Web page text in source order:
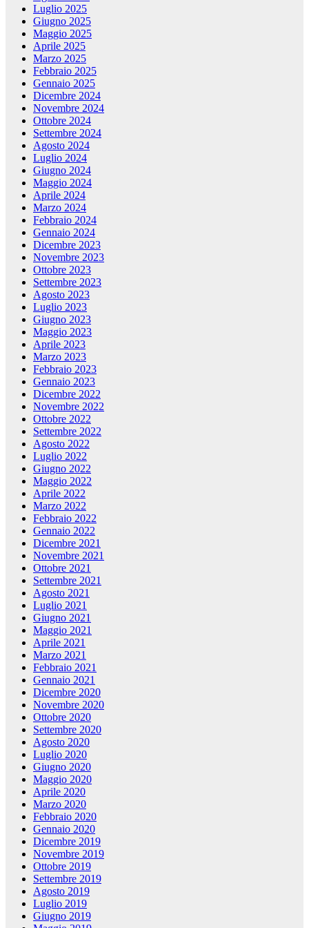
Luglio 2025
Giugno 2025
Maggio 2025
Aprile 2025
Marzo 2025
Febbraio 2025
Gennaio 2025
Dicembre 2024
Novembre 2024
Ottobre 2024
Settembre 2024
Agosto 2024
Luglio 2024
Giugno 2024
Maggio 2024
Aprile 2024
Marzo 2024
Febbraio 2024
Gennaio 2024
Dicembre 2023
Novembre 2023
Ottobre 2023
Settembre 2023
Agosto 2023
Luglio 2023
Giugno 2023
Maggio 2023
Aprile 2023
Marzo 2023
Febbraio 2023
Gennaio 2023
Dicembre 2022
Novembre 2022
Ottobre 2022
Settembre 2022
Agosto 2022
Luglio 2022
Giugno 2022
Maggio 2022
Aprile 2022
Marzo 2022
Febbraio 2022
Gennaio 2022
Dicembre 2021
Novembre 2021
Ottobre 2021
Settembre 2021
Agosto 2021
Luglio 2021
Giugno 2021
Maggio 2021
Aprile 2021
Marzo 2021
Febbraio 2021
Gennaio 2021
Dicembre 2020
Novembre 2020
Ottobre 2020
Settembre 2020
Agosto 2020
Luglio 2020
Giugno 2020
Maggio 2020
Aprile 2020
Marzo 2020
Febbraio 2020
Gennaio 2020
Dicembre 2019
Novembre 2019
Ottobre 2019
Settembre 2019
Agosto 2019
Luglio 2019
Giugno 2019